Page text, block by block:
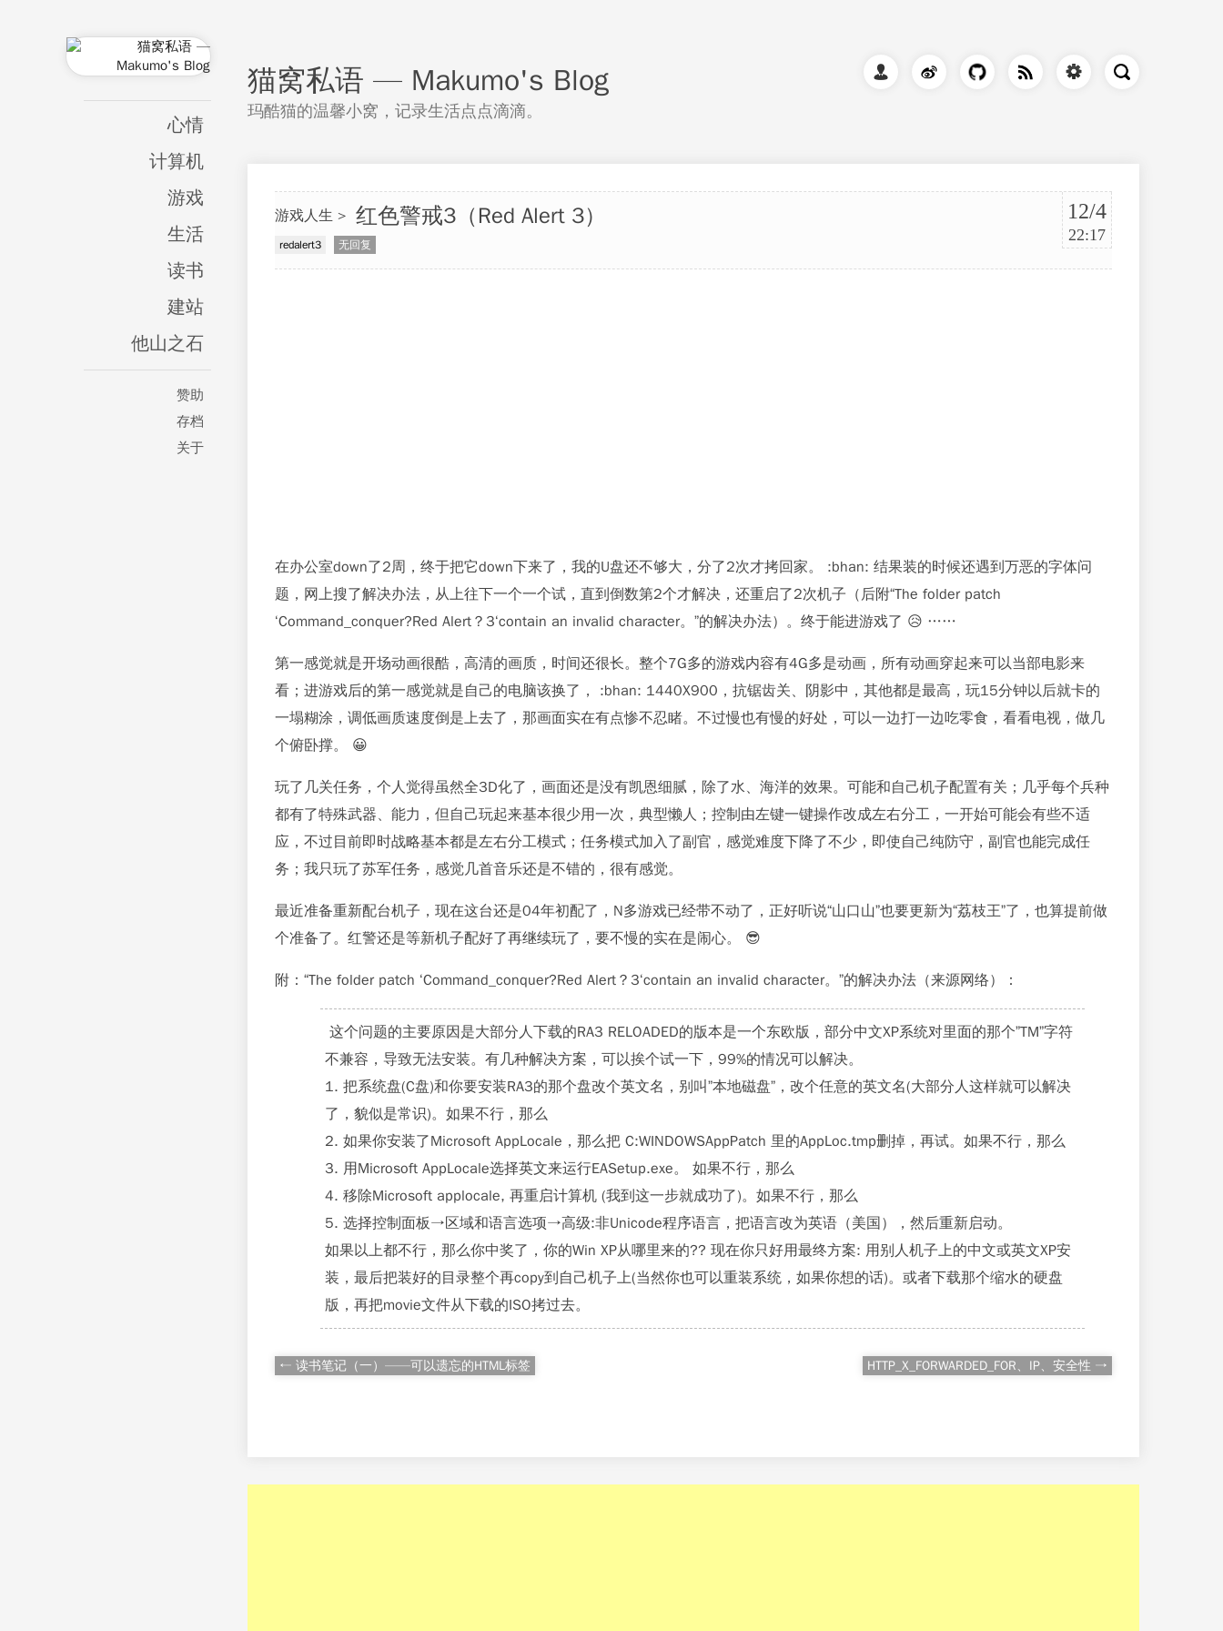
猫窝私语 — Makumo's Blog
玛酷猫的温馨小窝，记录生活点点滴滴。
心情
计算机
游戏
生活
读书
建站
他山之石
赞助
存档
关于
12/4
22:17
游戏人生 红色警戒3（Red Alert 3）
redalert3 无回复
在办公室down了2周，终于把它down下来了，我的U盘还不够大，分了2次才拷回家。 :bhan: 结果装的时候还遇到万恶的字体问
题，网上搜了解决办法，从上往下一个一个试，直到倒数第2个才解决，还重启了2次机子（后附“The folder patch
‘Command_conquer?Red Alert？3‘contain an invalid character。”的解决办法）。终于能进游戏了 😥 ……
第一感觉就是开场动画很酷，高清的画质，时间还很长。整个7G多的游戏内容有4G多是动画，所有动画穿起来可以当部电影来
看；进游戏后的第一感觉就是自己的电脑该换了， :bhan: 1440X900，抗锯齿关、阴影中，其他都是最高，玩15分钟以后就卡的
一塌糊涂，调低画质速度倒是上去了，那画面实在有点惨不忍睹。不过慢也有慢的好处，可以一边打一边吃零食，看看电视，做几
个俯卧撑。 😀
玩了几关任务，个人觉得虽然全3D化了，画面还是没有凯恩细腻，除了水、海洋的效果。可能和自己机子配置有关；几乎每个兵种
都有了特殊武器、能力，但自己玩起来基本很少用一次，典型懒人；控制由左键一键操作改成左右分工，一开始可能会有些不适
应，不过目前即时战略基本都是左右分工模式；任务模式加入了副官，感觉难度下降了不少，即使自己纯防守，副官也能完成任
务；我只玩了苏军任务，感觉几首音乐还是不错的，很有感觉。
最近准备重新配台机子，现在这台还是04年初配了，N多游戏已经带不动了，正好听说“山口山”也要更新为“荔枝王”了，也算提前做
个准备了。红警还是等新机子配好了再继续玩了，要不慢的实在是闹心。 😎
附：“The folder patch ‘Command_conquer?Red Alert？3‘contain an invalid character。”的解决办法（来源网络）：
这个问题的主要原因是大部分人下载的RA3 RELOADED的版本是一个东欧版，部分中文XP系统对里面的那个”TM”字符
不兼容，导致无法安装。有几种解决方案，可以挨个试一下，99%的情况可以解决。
1. 把系统盘(C盘)和你要安装RA3的那个盘改个英文名，别叫”本地磁盘”，改个任意的英文名(大部分人这样就可以解决
了，貌似是常识)。如果不行，那么
2. 如果你安装了Microsoft AppLocale，那么把 C:WINDOWSAppPatch 里的AppLoc.tmp删掉，再试。如果不行，那么
3. 用Microsoft AppLocale选择英文来运行EASetup.exe。 如果不行，那么
4. 移除Microsoft applocale, 再重启计算机 (我到这一步就成功了)。如果不行，那么
5. 选择控制面板→区域和语言选项→高级:非Unicode程序语言，把语言改为英语（美国），然后重新启动。
如果以上都不行，那么你中奖了，你的Win XP从哪里来的?? 现在你只好用最终方案: 用别人机子上的中文或英文XP安
装，最后把装好的目录整个再copy到自己机子上(当然你也可以重装系统，如果你想的话)。或者下载那个缩水的硬盘
版，再把movie文件从下载的ISO拷过去。
← 读书笔记（一）——可以遗忘的HTML标签 HTTP_X_FORWARDED_FOR、IP、安全性 →